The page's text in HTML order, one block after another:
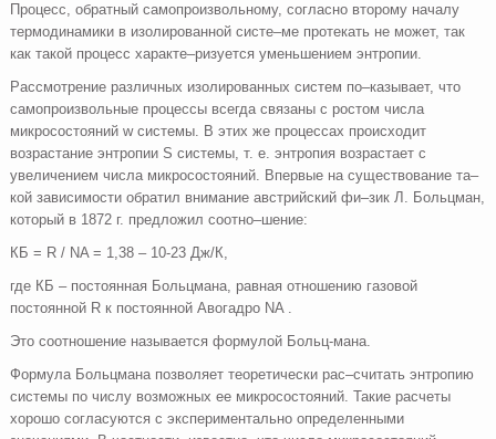
Процесс, обратный самопроизвольному, согласно второму началу
термодинамики в изолированной систе–ме протекать не может, так
как такой процесс характе–ризуется уменьшением энтропии.
Рассмотрение различных изолированных систем по–казывает, что
самопроизвольные процессы всегда связаны с ростом числа
микросостояний w системы. В этих же процессах происходит
возрастание энтропии S системы, т. е. энтропия возрастает с
увеличением числа микросостояний. Впервые на существование та–
кой зависимости обратил внимание австрийский фи–зик Л. Больцман,
который в 1872 г. предложил соотно–шение:
КБ = R / NA = 1,38 – 10-23 Дж/К,
где КБ – постоянная Больцмана, равная отношению газовой
постоянной R к постоянной Авогадро NA .
Это соотношение называется формулой Больц-мана.
Формула Больцмана позволяет теоретически рас–считать энтропию
системы по числу возможных ее микросостояний. Такие расчеты
хорошо согласуются с экспериментально определенными